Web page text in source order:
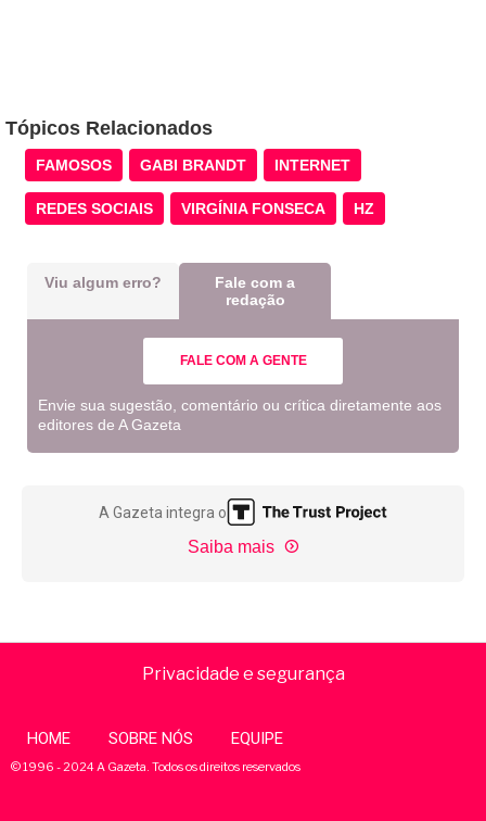
Tópicos Relacionados
FAMOSOS GABI BRANDT INTERNET
REDES SOCIAIS VIRGÍNIA FONSECA HZ
Viu algum erro?
Fale com a
redação
FALE COM A GENTE
Envie sua sugestão, comentário ou crítica diretamente aos
editores de A Gazeta
A Gazeta integra o
Saiba mais
Privacidade e segurança
HOME SOBRE NÓS EQUIPE
© 1996 - 2024 A Gazeta. Todos os direitos reservados